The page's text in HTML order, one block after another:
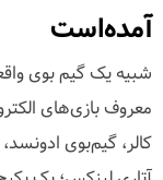
آمده‌است
شبیه یک گیم بوی
معروف بازی‌های
کالر، گیم‌بوی